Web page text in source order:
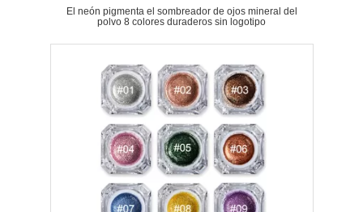
El neón pigmenta el sombreador de ojos mineral del
polvo 8 colores duraderos sin logotipo